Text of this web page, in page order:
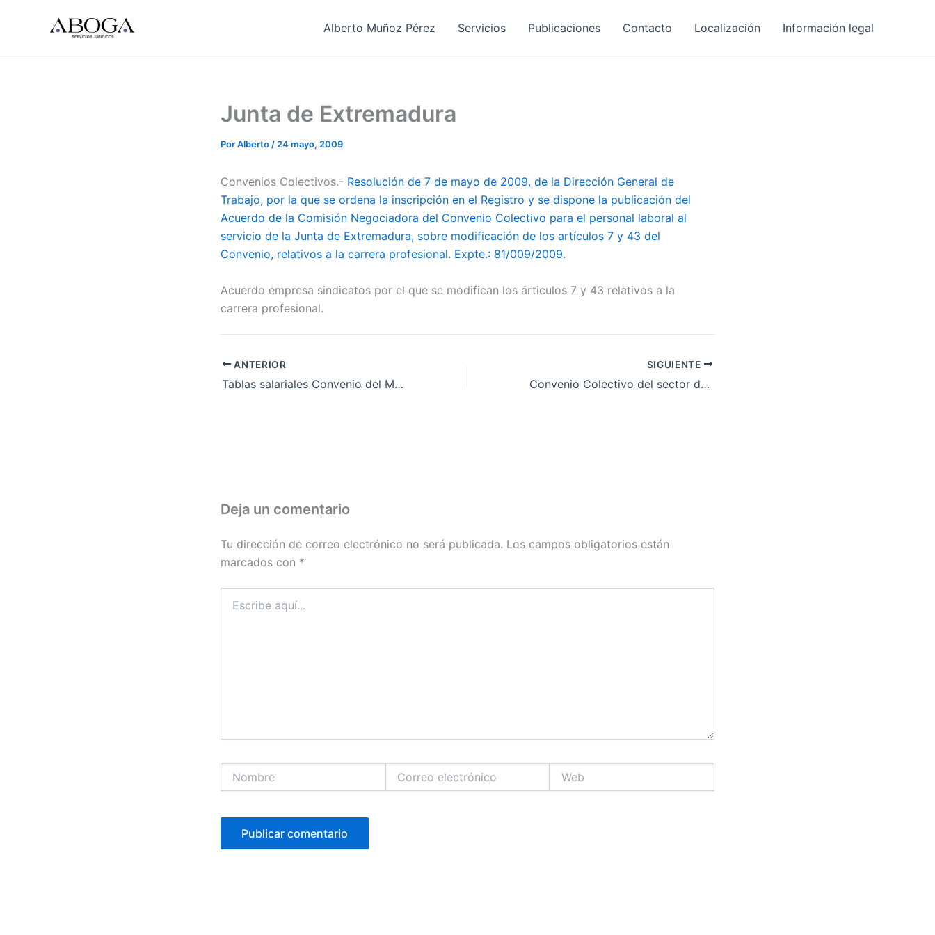
Alberto Muñoz Pérez Servicios Publicaciones Contacto Localización Información legal
Junta de Extremadura
PorAlberto / 24 mayo, 2009
Convenios Colectivos.- Resolución de 7 de mayo de 2009, de la Dirección General de
Trabajo, por la que se ordena la inscripción en el Registro y se dispone la publicación del
Acuerdo de la Comisión Negociadora del Convenio Colectivo para el personal laboral al
servicio de la Junta de Extremadura, sobre modificación de los artículos 7 y 43 del
Convenio, relativos a la carrera profesional. Expte.: 81/009/2009.
Acuerdo empresa sindicatos por el que se modifican los árticulos 7 y 43 relativos a la
carrera profesional.
ANTERIOR
Tablas salariales Convenio del Metal 2007 – 2008
SIGUIENTE
Convenio Colectivo del sector de la madera y mueble de la provincia de Badajoz
Deja un comentario
Tu dirección de correo electrónico no será publicada. Los campos obligatorios están
marcados con *
aquí...
electrónico